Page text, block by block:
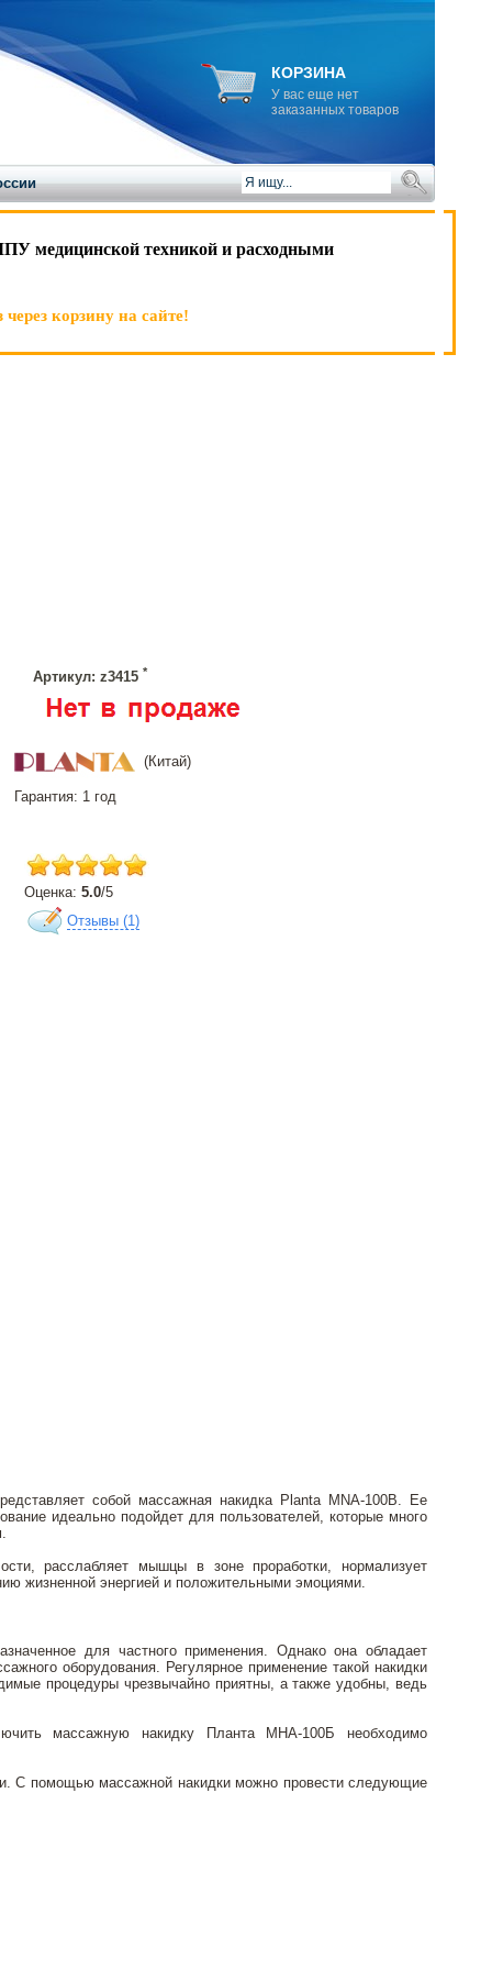
КОРЗИНА
У вас еще нет
заказанных товаров
медицинской техникой и расходными
корзину на сайте!
Артикул: z3415 *
(Китай)
Гарантия: 1 год
Оценка: 5.0/5
Отзывы (1)
собой массажная накидка Planta MNA-100B. Ее
идеально подойдет для пользователей, которые много
расслабляет мышцы в зоне проработки, нормализует
жизненной энергией и положительными эмоциями.
для частного применения. Однако она обладает
оборудования. Регулярное применение такой накидки
процедуры чрезвычайно приятны, а также удобны, ведь
массажную накидку Планта МНА-100Б необходимо
С помощью массажной накидки можно провести следующие